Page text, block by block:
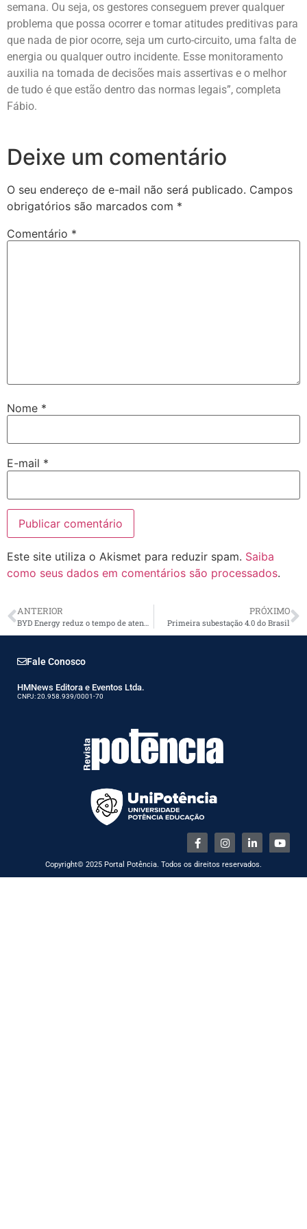
semana. Ou seja, os gestores conseguem prever qualquer
problema que possa ocorrer e tomar atitudes preditivas para
que nada de pior ocorre, seja um curto-circuito, uma falta de
energia ou qualquer outro incidente. Esse monitoramento
auxilia na tomada de decisões mais assertivas e o melhor
de tudo é que estão dentro das normas legais”, completa
Fábio.
Deixe um comentário
O seu endereço de e-mail não será publicado. Campos
obrigatórios são marcados com *
Comentário *
Nome *
E-mail *
Este site utiliza o Akismet para reduzir spam. Saiba
como seus dados em comentários são processados.
ANTERIOR
BYD Energy reduz o tempo de atendimento no pós-venda
PRÓXIMO
Primeira subestação 4.0 do Brasil
Fale Conosco
HMNews Editora e Eventos Ltda.
CNPJ: 20.958.939/0001-70
Copyright© 2025 Portal Potência. Todos os direitos reservados.